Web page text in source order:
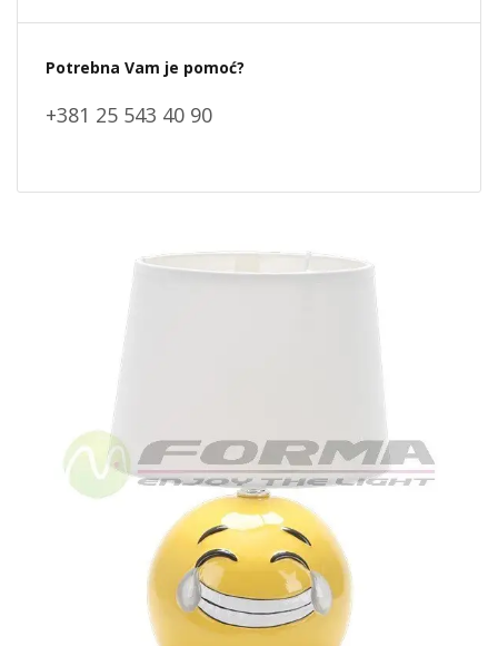
Potrebna Vam je pomoć?
+381 25 543 40 90